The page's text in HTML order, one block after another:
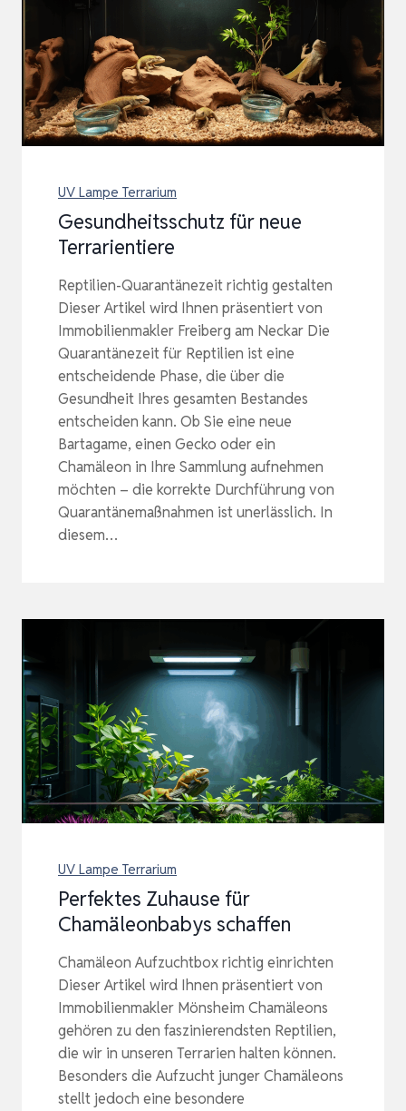
UV Lampe Terrarium
Gesundheitsschutz für neue
Terrarientiere
Reptilien-Quarantänezeit richtig gestalten
Dieser Artikel wird Ihnen präsentiert von
Immobilienmakler Freiberg am Neckar Die
Quarantänezeit für Reptilien ist eine
entscheidende Phase, die über die
Gesundheit Ihres gesamten Bestandes
entscheiden kann. Ob Sie eine neue
Bartagame, einen Gecko oder ein
Chamäleon in Ihre Sammlung aufnehmen
möchten – die korrekte Durchführung von
Quarantänemaßnahmen ist unerlässlich. In
diesem…
UV Lampe Terrarium
Perfektes Zuhause für
Chamäleonbabys schaffen
Chamäleon Aufzuchtbox richtig einrichten
Dieser Artikel wird Ihnen präsentiert von
Immobilienmakler Mönsheim Chamäleons
gehören zu den faszinierendsten Reptilien,
die wir in unseren Terrarien halten können.
Besonders die Aufzucht junger Chamäleons
stellt jedoch eine besondere